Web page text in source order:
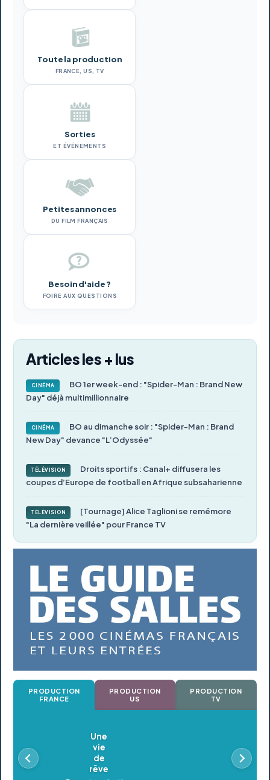
Toute la production
FRANCE, US, TV
Sorties
ET ÉVÉNEMENTS
Petites annonces
DU FILM FRANÇAIS
Besoin d'aide ?
FOIRE AUX QUESTIONS
Articles les + lus
CINÉMA
BO 1er week-end : "Spider-Man : Brand New
Day" déjà multimillionnaire
CINÉMA
BO au dimanche soir : "Spider-Man : Brand
New Day" devance "L’Odyssée"
TÉLÉVISION
Droits sportifs : Canal+ diffusera les
coupes d’Europe de football en Afrique subsaharienne
TÉLÉVISION
[Tournage] Alice Taglioni se remémore
"La dernière veillée" pour France TV
PRODUCTION
FRANCE
PRODUCTION
US
PRODUCTION
TV
Oldeupe
En postproduction